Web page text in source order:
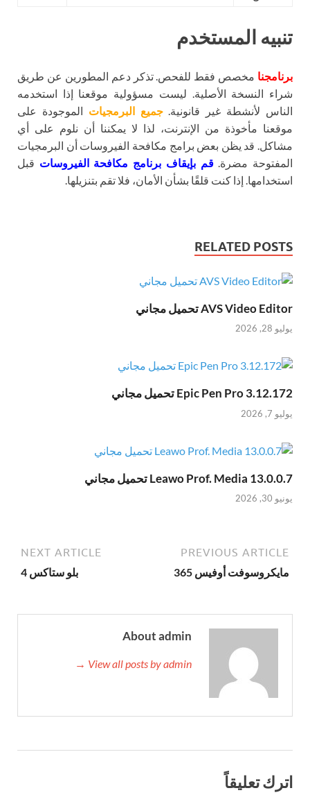
تنبيه المستخدم
برنامجنا مخصص فقط للفحص. تذكر دعم المطورين عن طريق
شراء النسخة الأصلية. ليست مسؤولية موقعنا إذا استخدمه
الناس لأنشطة غير قانونية.جميع البرمجيات الموجودة على
موقعنا مأخوذة من الإنترنت، لذا لا يمكننا أن نلوم على أي
مشاكل. قد يظن بعض برامج مكافحة الفيروسات أن البرمجيات
المفتوحة مضرة.قم بإيقاف برنامج مكافحة الفيروسات قبل
استخدامها. إذا كنت قلقًا بشأن الأمان، فلا تقم بتنزيلها.
RELATED POSTS
AVS Video Editor تحميل مجاني
يوليو 28, 2026
Epic Pen Pro 3.12.172 تحميل مجاني
يوليو 7, 2026
Leawo Prof. Media 13.0.0.7 تحميل مجاني
يونيو 30, 2026
PREVIOUS ARTICLE
مايكروسوفت أوفيس 365
NEXT ARTICLE
بلو ستاكس 4
About admin
View all posts by admin →
اترك تعليقاً